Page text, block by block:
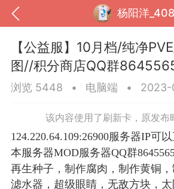
杨阳洋_408
【公益服】10月档/纯净
图//积分商店QQ群
浏览 5448 • 电脑端 • 2023-
该内容使用了刷新卡，原发布
124.220.64.109:26900服务器IP可
本服务器MOD服务器QQ群
再生种子，制作腐肉，制作黄铜
滤水器，超级眼睛，无敌方块，